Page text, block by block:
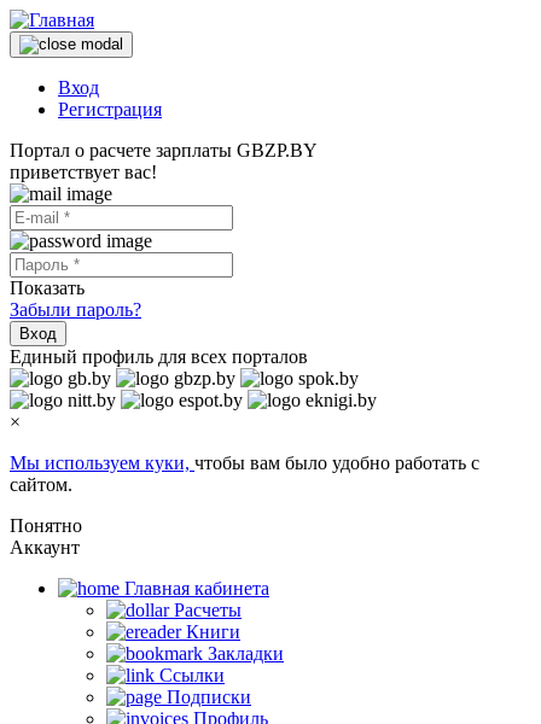
Вход
Регистрация
Портал о расчете зарплаты GBZP.BY
приветствует вас!
Показать
Забыли пароль?
Вход
Единый профиль для всех порталов
×
Мы используем куки, чтобы вам было удобно работать с
сайтом.
Понятно
Аккаунт
Главная кабинетa
Расчеты
Книги
Закладки
Ссылки
Подписки
Профиль